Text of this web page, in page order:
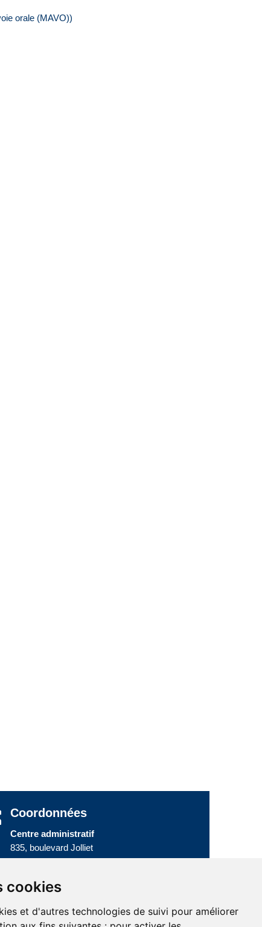
cookies
et d'autres technologies de suivi pour améliorer
orale (MAVO))
Coordonnées
Centre administratif
835, boulevard Jolliet
Baie-Comeau (Québec) G5C 1P5
Sans frais : 1 800 463-5142